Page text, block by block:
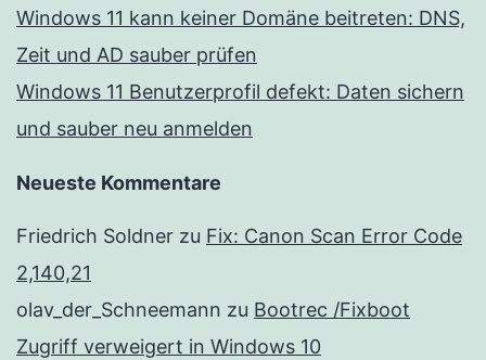
Windows 11 kann keiner Domäne beitreten: DNS,
Zeit und AD sauber prüfen
Windows 11 Benutzerprofil defekt: Daten sichern
und sauber neu anmelden
Neueste Kommentare
Friedrich Soldner zu Fix: Canon Scan Error Code
2,140,21
olav_der_Schneemann zu Bootrec /Fixboot
Zugriff verweigert in Windows 10